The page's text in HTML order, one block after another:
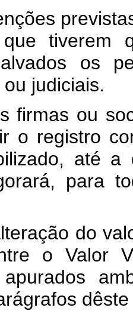
previstas
tiverem
os
judiciais.
ou
o registro
até
para
do
o Valor
apurados